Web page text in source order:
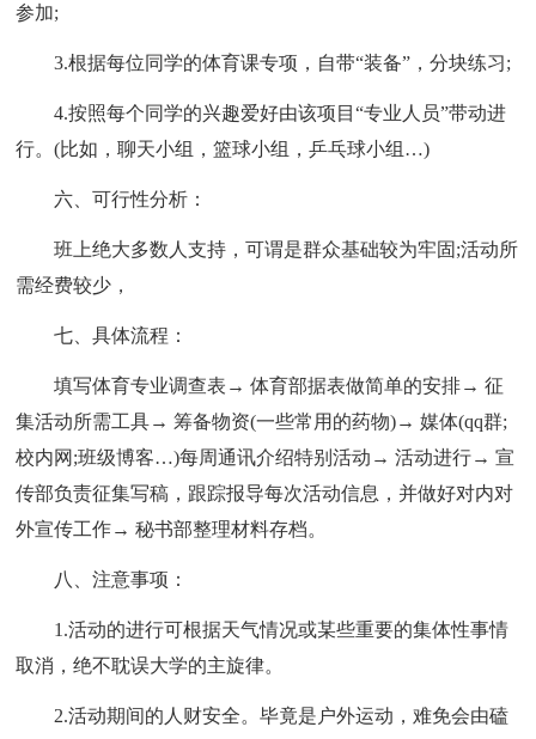
参加;
3.根据每位同学的体育课专项，自带“装备”，分块练习;
4.按照每个同学的兴趣爱好由该项目“专业人员”带动进
行。(比如，聊天小组，篮球小组，乒乓球小组…)
六、可行性分析：
班上绝大多数人支持，可谓是群众基础较为牢固;活动所
需经费较少，
七、具体流程：
填写体育专业调查表→ 体育部据表做简单的安排→ 征
集活动所需工具→ 筹备物资(一些常用的药物)→ 媒体(qq群;
校内网;班级博客…)每周通讯介绍特别活动→ 活动进行→ 宣
传部负责征集写稿，跟踪报导每次活动信息，并做好对内对
外宣传工作→ 秘书部整理材料存档。
八、注意事项：
1.活动的进行可根据天气情况或某些重要的集体性事情
取消，绝不耽误大学的主旋律。
2.活动期间的人财安全。毕竟是户外运动，难免会由磕